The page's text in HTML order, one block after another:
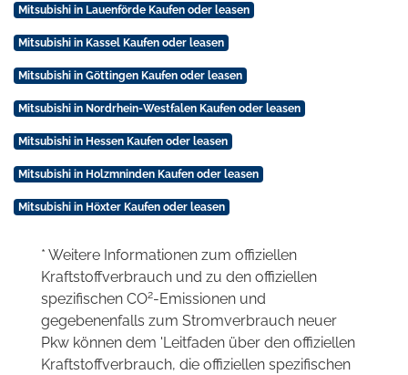
Mitsubishi in Lauenförde Kaufen oder leasen
Mitsubishi in Kassel Kaufen oder leasen
Mitsubishi in Göttingen Kaufen oder leasen
Mitsubishi in Nordrhein-Westfalen Kaufen oder leasen
Mitsubishi in Hessen Kaufen oder leasen
Mitsubishi in Holzmninden Kaufen oder leasen
Mitsubishi in Höxter Kaufen oder leasen
* Weitere Informationen zum offiziellen
Kraftstoffverbrauch und zu den offiziellen
spezifischen CO2-Emissionen und
gegebenenfalls zum Stromverbrauch neuer
Pkw können dem 'Leitfaden über den offiziellen
Kraftstoffverbrauch, die offiziellen spezifischen